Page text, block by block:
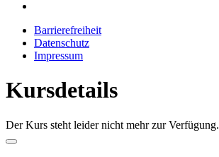
Barrierefreiheit
Datenschutz
Impressum
Kursdetails
Der Kurs steht leider nicht mehr zur Verfügung.